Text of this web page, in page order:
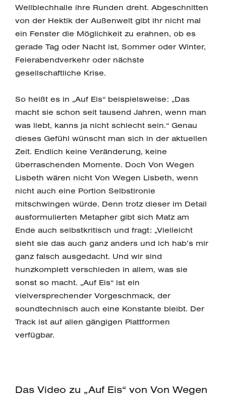
Wellblechhalle ihre Runden dreht. Abgeschnitten
von der Hektik der Außenwelt gibt ihr nicht mal
ein Fenster die Möglichkeit zu erahnen, ob es
gerade Tag oder Nacht ist, Sommer oder Winter,
Feierabendverkehr oder nächste
gesellschaftliche Krise.
So heißt es in „Auf Eis“ beispielsweise: „Das
macht sie schon seit tausend Jahren, wenn man
was liebt, kanns ja nicht schlecht sein.“ Genau
dieses Gefühl wünscht man sich in der aktuellen
Zeit. Endlich keine Veränderung, keine
überraschenden Momente. Doch Von Wegen
Lisbeth wären nicht Von Wegen Lisbeth, wenn
nicht auch eine Portion Selbstironie
mitschwingen würde. Denn trotz dieser im Detail
ausformulierten Metapher gibt sich Matz am
Ende auch selbstkritisch und fragt: „Vielleicht
sieht sie das auch ganz anders und ich hab’s mir
ganz falsch ausgedacht. Und wir sind
hunzkomplett verschieden in allem, was sie
sonst so macht. „Auf Eis“ ist ein
vielversprechender Vorgeschmack, der
soundtechnisch auch eine Konstante bleibt. Der
Track ist auf allen gängigen Plattformen
verfügbar.
Das Video zu „Auf Eis“ von Von Wegen